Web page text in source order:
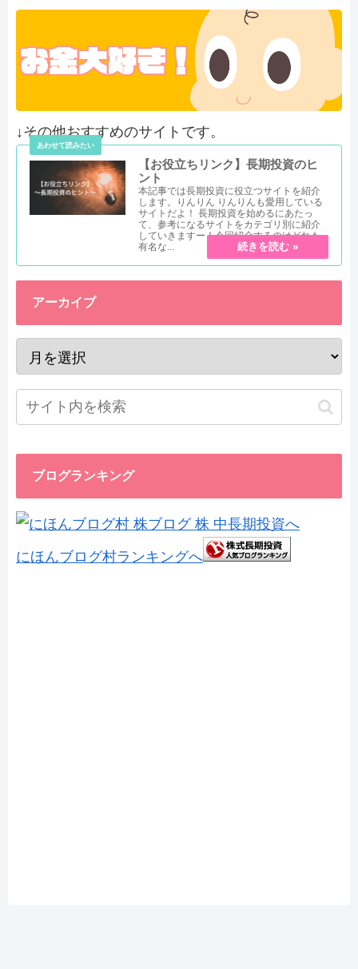
↓その他おすすめのサイトです。
【お役立ちリンク】長期投資のヒ
ント
本記事では長期投資に役立つサイトを紹介
します。りんりん りんりんも愛用している
サイトだよ！ 長期投資を始めるにあたっ
て、参考になるサイトをカテゴリ別に紹介
していきますー！今回紹介するのはどれも
有名な...
アーカイブ
ブログランキング
にほんブログ村ランキングへ